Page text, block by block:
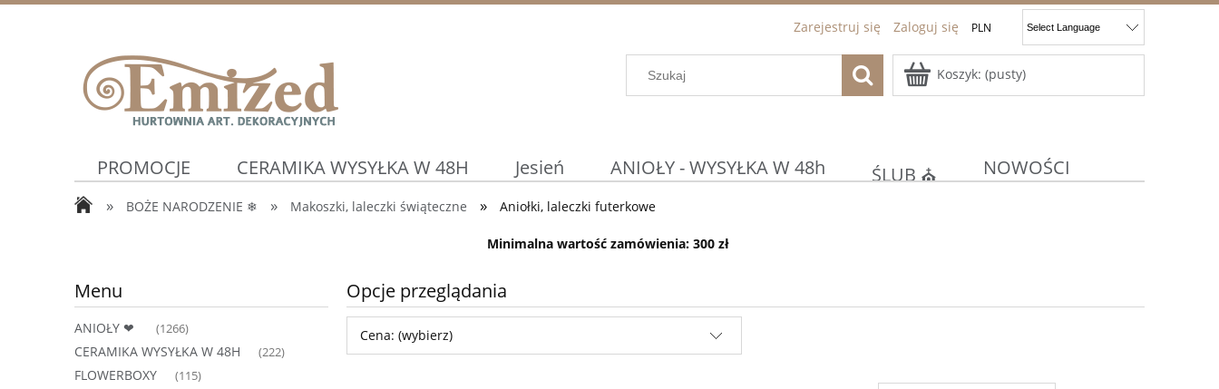
Zarejestruj się Zaloguj się
Koszyk: (pusty)
PROMOCJE CERAMIKA WYSYŁKA W 48H Jesień ANIOŁY - WYSYŁKA W 48h ŚLUB ⛪ NOWOŚCI
» BOŻE NARODZENIE ❄ » Makoszki, laleczki świąteczne » Aniołki, laleczki futerkowe
Minimalna wartość zamówienia: 300 zł
Menu
ANIOŁY ❤ (1266)
CERAMIKA WYSYŁKA W 48H (222)
FLOWERBOXY (115)
Opcje przeglądania
Cena: (wybierz)